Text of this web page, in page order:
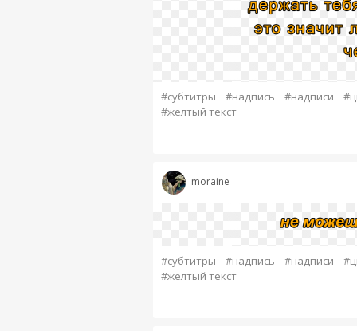
#субтитры #надпись #надписи
#желтый текст
moraine
#субтитры #надпись #надписи
#желтый текст